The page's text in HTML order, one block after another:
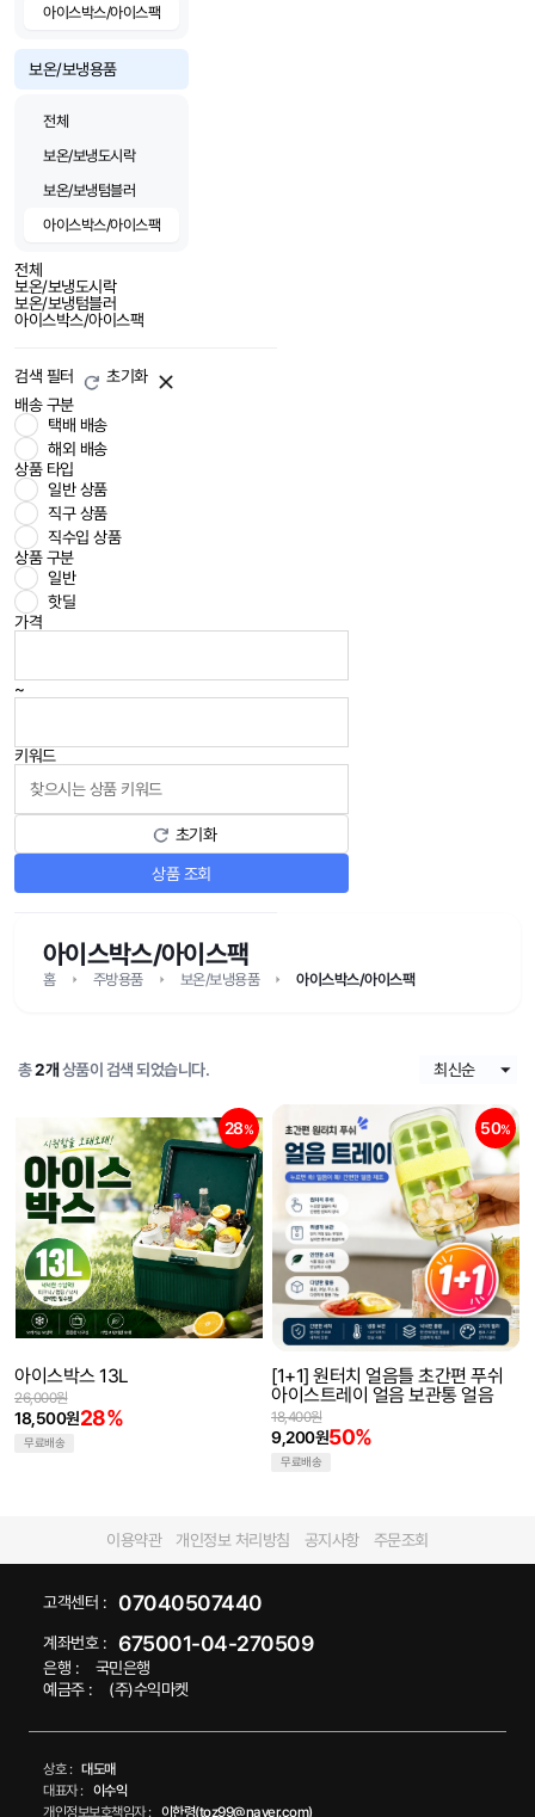
아이스박스/아이스팩
보온/보냉용품
전체
보온/보냉도시락
보온/보냉텀블러
아이스박스/아이스팩
전체
보온/보냉도시락
보온/보냉텀블러
아이스박스/아이스팩
검색 필터
초기화
배송 구분
택배 배송
해외 배송
상품 타입
일반 상품
직구 상품
직수입 상품
상품 구분
일반
핫딜
가격
~
키워드
초기화
상품 조회
아이스박스/아이스팩
홈 주방용품 보온/보냉용품 아이스박스/아이스팩
총2개 상품이 검색 되었습니다.
28%
아이스박스 13L
18,500원28%
26,000원
무료배송
50%
[1+1] 원터치 얼음틀 초간편 푸쉬
아이스트레이 얼음 보관통 얼음
9,200원50%
18,400원
무료배송
이용약관 개인정보 처리방침 공지사항 주문조회
고객센터 : 07040507440
계좌번호 : 675001-04-270509
은행 :
국민은행
예금주 :
(주)수익마켓
상호 : 대도매
대표자 :
이수익
개인정보보호책임자 :
이한령(toz99@naver.com)